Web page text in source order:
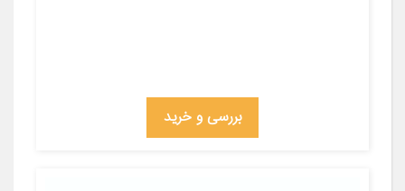
بررسی و خرید